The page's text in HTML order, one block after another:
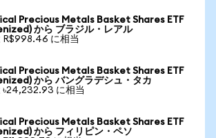
Precious Metals Basket Shares ETF
から ブラジル・レアル
R$998.46 に相当
Precious Metals Basket Shares ETF
から バングラデシュ・タカ
৳24,232.93 に相当
Precious Metals Basket Shares ETF
から フィリピン・ペソ